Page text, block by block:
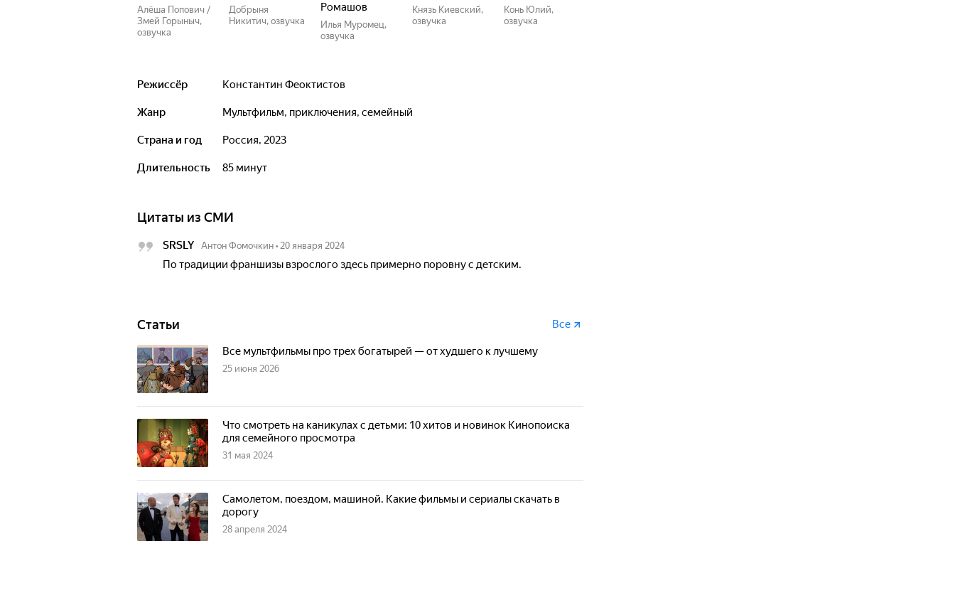
Алёша Попович /
Змей Горыныч,
озвучка
Добрыня
Никитич, озвучка
Ромашов
Илья Муромец,
озвучка
Князь Киевский,
озвучка
Конь Юлий,
озвучка
Режиссёр Константин Феоктистов
Жанр мультфильм, приключения, семейный
Страна и год Россия, 2023
Длительность 85 минут
Цитаты из СМИ
SRSLY Антон Фомочкин • 20 января 2024
По традиции франшизы взрослого здесь примерно поровну с детским.
Статьи Все
Все мультфильмы про трех богатырей — от худшего к лучшему
25 июня 2026
Что смотреть на каникулах с детьми: 10 хитов и новинок Кинопоиска
для семейного просмотра
31 мая 2024
Самолетом, поездом, машиной. Какие фильмы и сериалы скачать в
дорогу
28 апреля 2024